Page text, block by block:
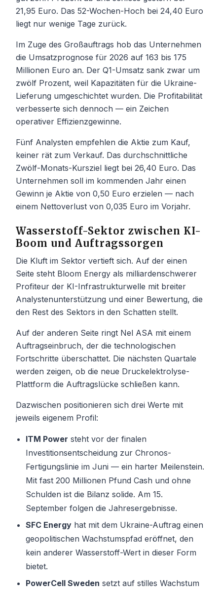
21,95 Euro. Das 52-Wochen-Hoch bei 24,40 Euro
liegt nur wenige Tage zurück.
Im Zuge des Großauftrags hob das Unternehmen
die Umsatzprognose für 2026 auf 163 bis 175
Millionen Euro an. Der Q1-Umsatz sank zwar um
zwölf Prozent, weil Kapazitäten für die Ukraine-
Lieferung umgeschichtet wurden. Die Profitabilität
verbesserte sich dennoch — ein Zeichen
operativer Effizienzgewinne.
Fünf Analysten empfehlen die Aktie zum Kauf,
keiner rät zum Verkauf. Das durchschnittliche
Zwölf-Monats-Kursziel liegt bei 26,40 Euro. Das
Unternehmen soll im kommenden Jahr einen
Gewinn je Aktie von 0,50 Euro erzielen — nach
einem Nettoverlust von 0,035 Euro im Vorjahr.
Wasserstoff-Sektor zwischen KI-
Boom und Auftragssorgen
Die Kluft im Sektor vertieft sich. Auf der einen
Seite steht Bloom Energy als milliardenschwerer
Profiteur der KI-Infrastrukturwelle mit breiter
Analystenunterstützung und einer Bewertung, die
den Rest des Sektors in den Schatten stellt.
Auf der anderen Seite ringt Nel ASA mit einem
Auftragseinbruch, der die technologischen
Fortschritte überschattet. Die nächsten Quartale
werden zeigen, ob die neue Druckelektrolyse-
Plattform die Auftragslücke schließen kann.
Dazwischen positionieren sich drei Werte mit
jeweils eigenem Profil:
ITM Power steht vor der finalen
Investitionsentscheidung zur Chronos-
Fertigungslinie im Juni — ein harter Meilenstein.
Mit fast 200 Millionen Pfund Cash und ohne
Schulden ist die Bilanz solide. Am 15.
September folgen die Jahresergebnisse.
SFC Energy hat mit dem Ukraine-Auftrag einen
geopolitischen Wachstumspfad eröffnet, den
kein anderer Wasserstoff-Wert in dieser Form
bietet.
PowerCell Sweden setzt auf stilles Wachstum